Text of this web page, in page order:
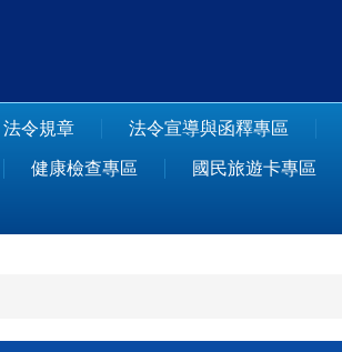
法令規章 法令宣導與函釋專區
健康檢查專區 國民旅遊卡專區